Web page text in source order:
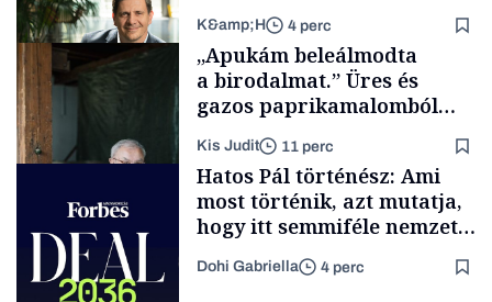
Podcast
TÁMOGATÓI
K&amp;H 4 perc
Családi
vállalkozások
„Apukám beleálmodta
a birodalmat.” Üres és
gazos paprikamalomból
lett az igazi családi
fűszersztori
Kis Judit 11 perc
Hatos Pál történész: Ami
most történik, azt mutatja,
hogy itt semmiféle nemzeti
közösségről vagy
értéktelített jobboldali
Dohi Gabriella 4 perc